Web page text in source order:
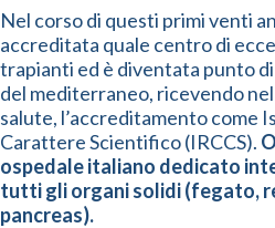
Nel corso di questi primi venti
accreditata quale centro di
trapianti ed è diventata punto
del mediterraneo, ricevendo
salute, l’accreditamento come
Carattere Scientifico (IRCCS).
ospedale italiano dedicato
tutti gli organi solidi (fegato,
pancreas).